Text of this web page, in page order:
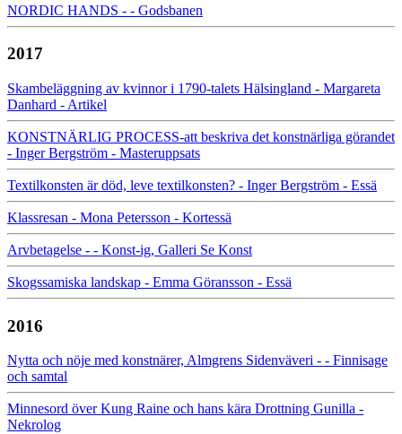
NORDIC HANDS - - Godsbanen
2017
Skambeläggning av kvinnor i 1790-talets Hälsingland - Margareta
Danhard - Artikel
KONSTNÄRLIG PROCESS-att beskriva det konstnärliga görandet
- Inger Bergström - Masteruppsats
Textilkonsten är död, leve textilkonsten? - Inger Bergström - Essä
Klassresan - Mona Petersson - Kortessä
Arvbetagelse - - Konst-ig, Galleri Se Konst
Skogssamiska landskap - Emma Göransson - Essä
2016
Nytta och nöje med konstnärer, Almgrens Sidenväveri - - Finnisage
och samtal
Minnesord över Kung Raine och hans kära Drottning Gunilla -
Nekrolog